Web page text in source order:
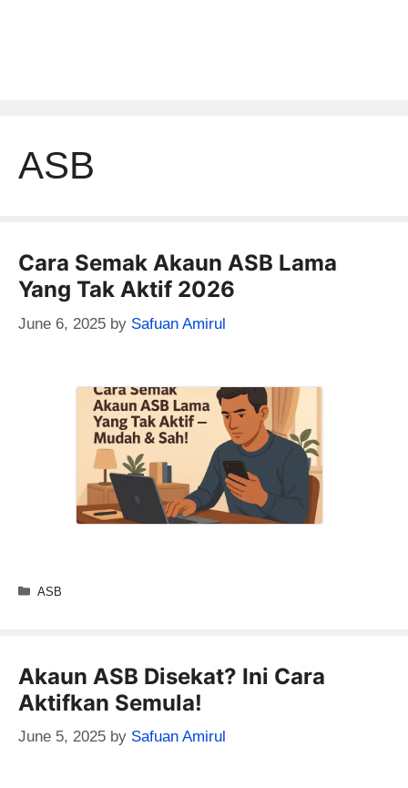
ASB
Cara Semak Akaun ASB Lama
Yang Tak Aktif 2026
June 6, 2025 by Safuan Amirul
Categories
ASB
Akaun ASB Disekat? Ini Cara
Aktifkan Semula!
June 5, 2025 by Safuan Amirul